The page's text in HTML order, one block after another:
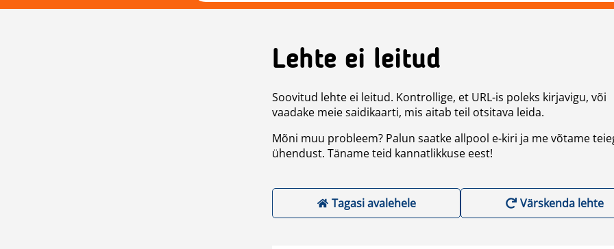
Lehte ei leitud
Soovitud lehte ei leitud. Kontrollige, et URL-is poleks kirjavigu, või
vaadake meie saidikaarti, mis aitab teil otsitava leida.
Mõni muu probleem? Palun saatke allpool e-kiri ja me võtame
ühendust. Täname teid kannatlikkuse eest!
Tagasi avalehele Värskenda lehte